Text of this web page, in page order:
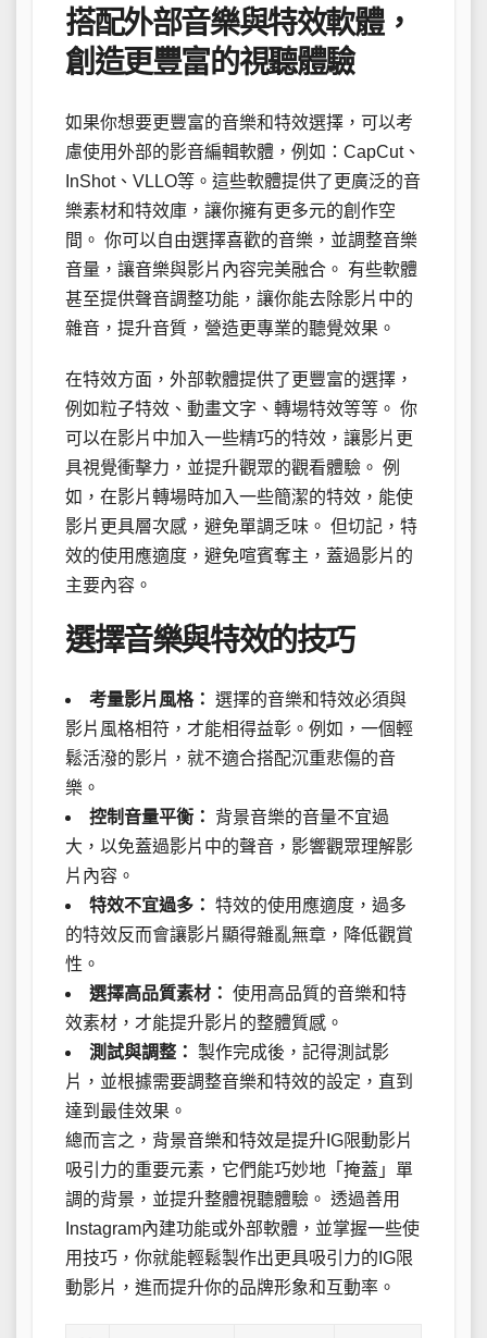
搭配外部音樂與特效軟體，
創造更豐富的視聽體驗
如果你想要更豐富的音樂和特效選擇，可以考
慮使用外部的影音編輯軟體，例如：CapCut、
InShot、VLLO等。這些軟體提供了更廣泛的音
樂素材和特效庫，讓你擁有更多元的創作空
間。 你可以自由選擇喜歡的音樂，並調整音樂
音量，讓音樂與影片內容完美融合。 有些軟體
甚至提供聲音調整功能，讓你能去除影片中的
雜音，提升音質，營造更專業的聽覺效果。
在特效方面，外部軟體提供了更豐富的選擇，
例如粒子特效、動畫文字、轉場特效等等。 你
可以在影片中加入一些精巧的特效，讓影片更
具視覺衝擊力，並提升觀眾的觀看體驗。 例
如，在影片轉場時加入一些簡潔的特效，能使
影片更具層次感，避免單調乏味。 但切記，特
效的使用應適度，避免喧賓奪主，蓋過影片的
主要內容。
選擇音樂與特效的技巧
考量影片風格： 選擇的音樂和特效必須與
影片風格相符，才能相得益彰。例如，一個輕
鬆活潑的影片，就不適合搭配沉重悲傷的音
樂。
控制音量平衡：
背景音樂的音量不宜過
大，以免蓋過影片中的聲音，影響觀眾理解影
片內容。
特效不宜過多： 特效的使用應適度，過多
的特效反而會讓影片顯得雜亂無章，降低觀賞
性。
選擇高品質素材： 使用高品質的音樂和特
效素材，才能提升影片的整體質感。
測試與調整： 製作完成後，記得測試影
片，並根據需要調整音樂和特效的設定，直到
達到最佳效果。
總而言之，背景音樂和特效是提升IG限動影片
吸引力的重要元素，它們能巧妙地「掩蓋」單
調的背景，並提升整體視聽體驗。 透過善用
Instagram內建功能或外部軟體，並掌握一些使
用技巧，你就能輕鬆製作出更具吸引力的IG限
動影片，進而提升你的品牌形象和互動率。